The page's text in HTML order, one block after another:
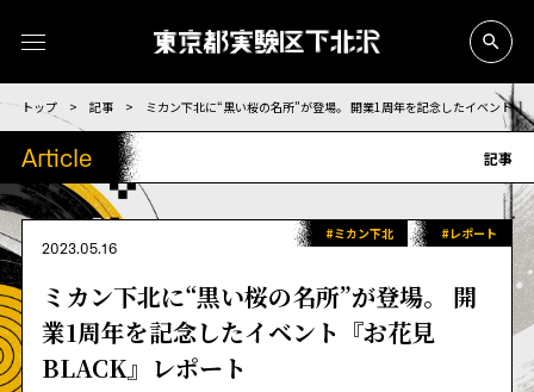
トップ > 記事 > ミカン下北に“黒い桜の名所”が登場。 開業1周年を記念したイベント『
Article 記事
2023.05.16
#ミカン下北 #レポート
ミカン下北に“黒い桜の名所”が登場。 開
業1周年を記念したイベント『お花見
BLACK』レポート